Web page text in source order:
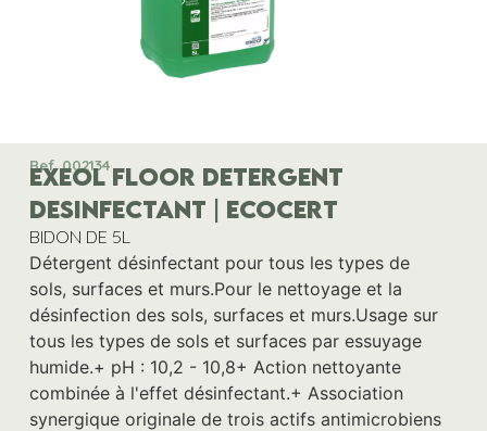
Ref. 002134
EXEOL FLOOR DETERGENT
DESINFECTANT | ECOCERT
BIDON DE 5L
Détergent désinfectant pour tous les types de
sols, surfaces et murs.Pour le nettoyage et la
désinfection des sols, surfaces et murs.Usage sur
tous les types de sols et surfaces par essuyage
humide.+ pH : 10,2 - 10,8+ Action nettoyante
combinée à l'effet désinfectant.+ Association
synergique originale de trois actifs antimicrobiens